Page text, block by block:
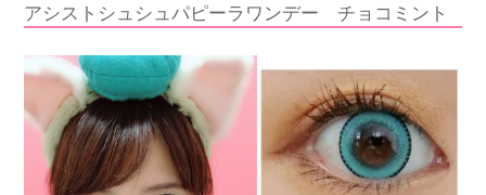
アシストシュシュパピーラワンデー チョコミント